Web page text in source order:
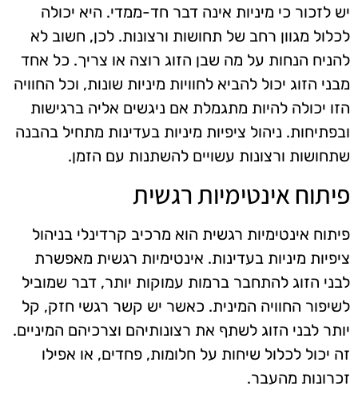
יש לזכור כי מיניות אינה דבר חד-ממדי. היא יכולה
לכלול מגוון רחב של תחושות ורצונות. לכן, חשוב לא
להניח הנחות על מה שבן הזוג רוצה או צריך. כל אחד
מבני הזוג יכול להביא לחוויות מיניות שונות, וכל החוויה
הזו יכולה להיות מתגמלת אם ניגשים אליה ברגישות
ובפתיחות. ניהול ציפיות מיניות בעדינות מתחיל בהבנה
שתחושות ורצונות עשויים להשתנות עם הזמן.
פיתוח אינטימיות רגשית
פיתוח אינטימיות רגשית הוא מרכיב קרדינלי בניהול
ציפיות מיניות בעדינות. אינטימיות רגשית מאפשרת
לבני הזוג להתחבר ברמות עמוקות יותר, דבר שמוביל
לשיפור החוויה המינית. כאשר יש קשר רגשי חזק, קל
יותר לבני הזוג לשתף את רצונותיהם וצרכיהם המיניים.
זה יכול לכלול שיחות על חלומות, פחדים, או אפילו
זכרונות מהעבר.